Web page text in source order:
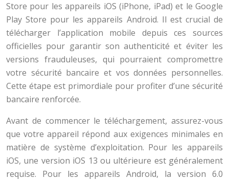
Store pour les appareils iOS (iPhone, iPad) et le Google
Play Store pour les appareils Android. Il est crucial de
télécharger l’application mobile depuis ces sources
officielles pour garantir son authenticité et éviter les
versions frauduleuses, qui pourraient compromettre
votre sécurité bancaire et vos données personnelles.
Cette étape est primordiale pour profiter d’une sécurité
bancaire renforcée.
Avant de commencer le téléchargement, assurez-vous
que votre appareil répond aux exigences minimales en
matière de système d’exploitation. Pour les appareils
iOS, une version iOS 13 ou ultérieure est généralement
requise. Pour les appareils Android, la version 6.0